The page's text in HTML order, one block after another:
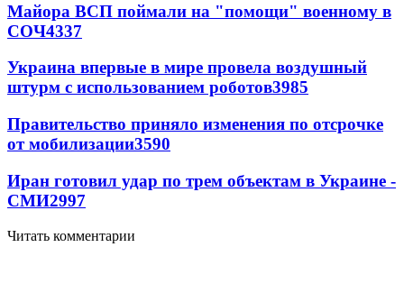
Майора ВСП поймали на "помощи" военному в
СОЧ4337
Украина впервые в мире провела воздушный
штурм с использованием роботов3985
Правительство приняло изменения по отсрочке
от мобилизации3590
Иран готовил удар по трем объектам в Украине -
СМИ2997
Читать комментарии